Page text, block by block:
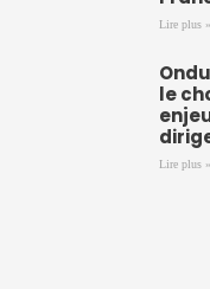
Lire plus »
le
Lire plus »